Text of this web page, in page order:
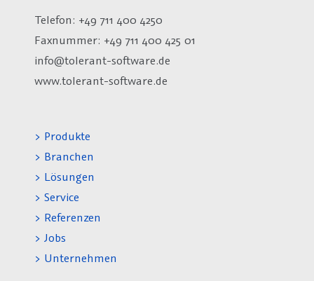
Telefon: +49 711 400 4250
Faxnummer: +49 711 400 425 01
info@tolerant-software.de
www.tolerant-software.de
> Produkte
> Branchen
> Lösungen
> Service
> Referenzen
> Jobs
> Unternehmen